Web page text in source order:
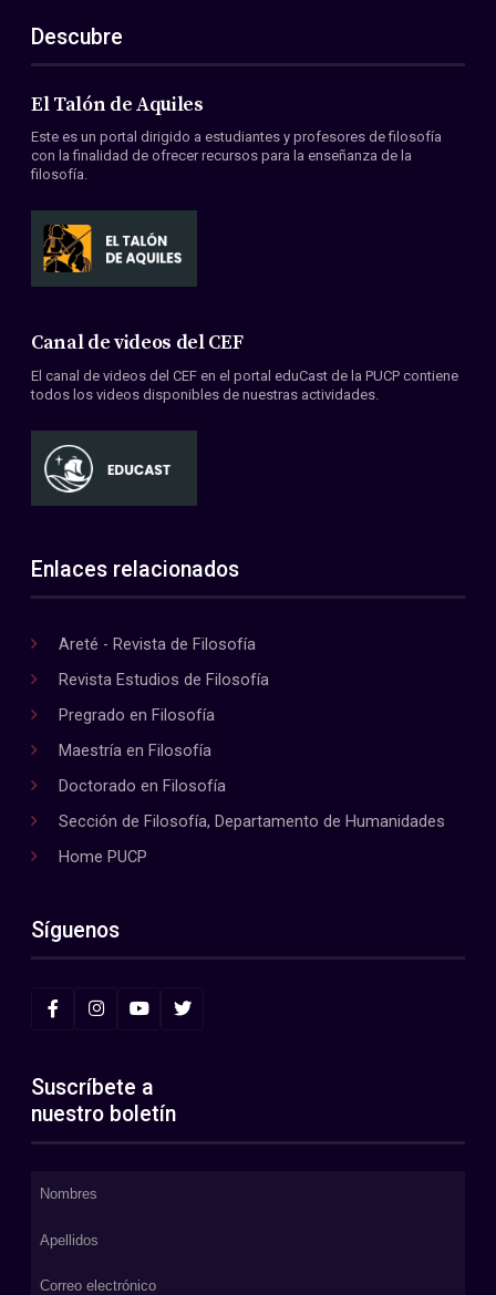
Descubre
El Talón de Aquiles
Este es un portal dirigido a estudiantes y profesores de filosofía
con la finalidad de ofrecer recursos para la enseñanza de la
filosofía.
Canal de videos del CEF
El canal de videos del CEF en el portal eduCast de la PUCP contiene
todos los videos disponibles de nuestras actividades.
Enlaces relacionados
Areté - Revista de Filosofía
Revista Estudios de Filosofía
Pregrado en Filosofía
Maestría en Filosofía
Doctorado en Filosofía
Sección de Filosofía, Departamento de Humanidades
Home PUCP
Síguenos
Suscríbete a
nuestro boletín